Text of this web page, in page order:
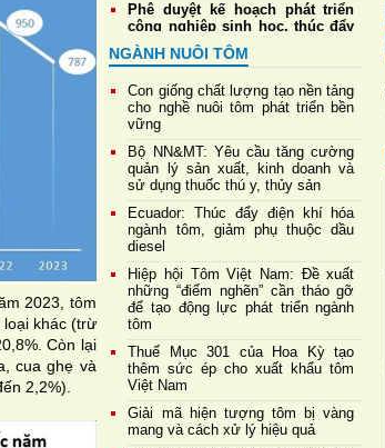
2023, tôm
loại khác (trừ
Còn lại
cua ghẹ và
2,2%).
Phê duyệt kế hoạch phát triển
công nghiệp sinh học, thúc đẩy
đổi mới lĩnh vực chăn nuôi, thú
y và thủy sản
Nuôi tôm dưới tán rừng ngập
mặn: Mô hình cộng sinh tiến tới
chứng nhận quốc tế
4 nguyên nhân chính gây chết
sớm ở tôm
Bộ NN&MT: Yêu cầu tăng cường
quản lý sản xuất, kinh doanh và
sử dụng thuốc thú y, thủy sản
NGÀNH NUÔI TÔM
Con giống chất lượng tạo nền tảng
cho nghề nuôi tôm phát triển bền
vững
Bộ NN&MT: Yêu cầu tăng cường
quản lý sản xuất, kinh doanh và
sử dụng thuốc thú y, thủy sản
Ecuador: Thúc đẩy điện khí hóa
ngành tôm, giảm phụ thuộc dầu
diesel
Hiệp hội Tôm Việt Nam: Đề xuất
những “điểm nghẽn” cần tháo gỡ
để tạo động lực phát triển ngành
tôm
Thuế Mục 301 của Hoa Kỳ tạo
thêm sức ép cho xuất khẩu tôm
Việt Nam
Giải mã hiện tượng tôm bị vàng
mang và cách xử lý hiệu quả